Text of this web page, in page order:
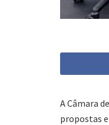
A Câmara
propostas